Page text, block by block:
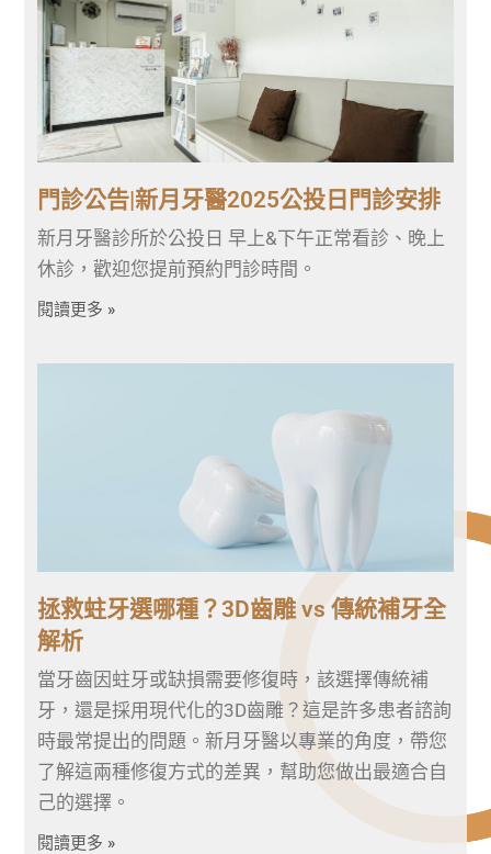
門診公告|新月牙醫2025公投日門診安排
新月牙醫診所於公投日 早上&下午正常看診、晚上
休診，歡迎您提前預約門診時間。
閱讀更多 »
拯救蛀牙選哪種？3D齒雕 vs 傳統補牙全
解析
當牙齒因蛀牙或缺損需要修復時，該選擇傳統補
牙，還是採用現代化的3D齒雕？這是許多患者諮詢
時最常提出的問題。新月牙醫以專業的角度，帶您
了解這兩種修復方式的差異，幫助您做出最適合自
己的選擇。
閱讀更多 »